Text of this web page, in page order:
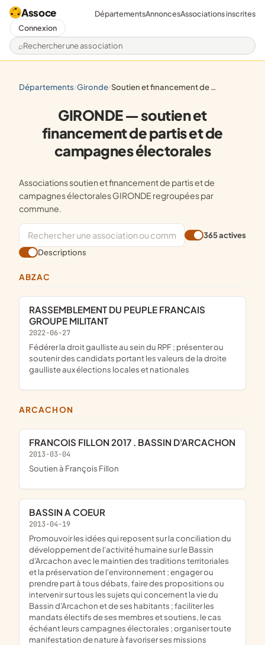
Assoce
Rechercher une association
DépartementsAnnoncesAssociations inscrites
Connexion
départements/ gironde/ soutien et financement de partis et de campagnes électorales
GIRONDE — soutien et
financement de partis et de
campagnes électorales
Associations soutien et financement de partis et de
campagnes électorales GIRONDE regroupées par
commune.
365 actives
Descriptions
ABZAC
RASSEMBLEMENT DU PEUPLE FRANCAIS
GROUPE MILITANT
2022-06-27
fédérer la droit gaulliste au sein du RPF ; présenter ou
soutenir des candidats portant les valeurs de la droite
gaulliste aux élections locales et nationales
ARCACHON
FRANCOIS FILLON 2017 . BASSIN D'ARCACHON
2013-03-04
soutien à François Fillon
BASSIN A COEUR
2013-04-19
promouvoir les idées qui reposent sur la conciliation du
développement de l'activité humaine sur le Bassin
d'Arcachon avec le maintien des traditions territoriales
et la préservation de l'environnement ; engager ou
prendre part à tous débats, faire des propositions ou
intervenir sur tous les sujets qui concernent la vie du
Bassin d'Arcachon et de ses habitants ; faciliter les
mandats électifs de ses membres et soutiens, le cas
échéant leurs campagnes électorales ; organiser toute
manifestation de nature à favoriser ses missions